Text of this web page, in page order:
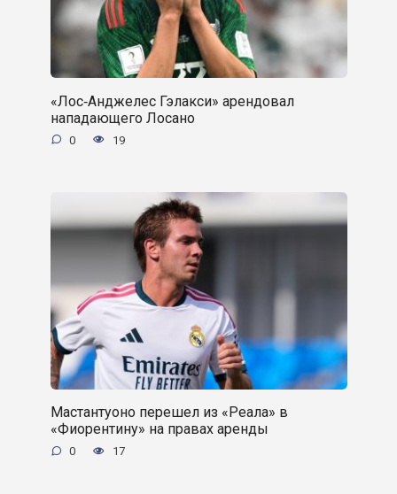
«Лос‑Анджелес Гэлакси» арендовал
нападающего Лосано
0 19
Мастантуоно перешел из «Реала» в
«Фиорентину» на правах аренды
0 17